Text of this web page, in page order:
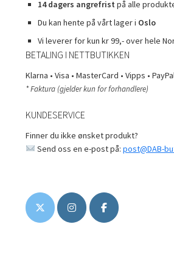
14 dagers angrefrist på alle
Du kan hente på vårt lager i Oslo
Vi leverer for kun kr 99,- over hele
BETALING I NETTBUTIKKEN
Klarna • Visa • MasterCard • Vipps •
* Faktura (gjelder kun for forhandlere)
KUNDESERVICE
Finner du ikke ønsket produkt?
Send oss en e-post på: post@DAB-